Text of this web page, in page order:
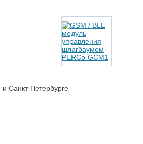
Санкт-Петербурге